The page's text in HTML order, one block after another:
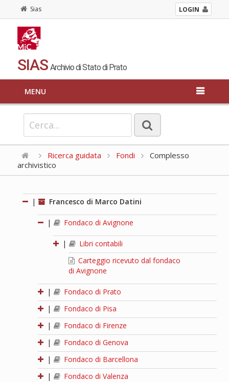
Sias LOGIN
SIAS Archivio di Stato di Prato
MENU
Ricerca guidata Fondi
Complesso
archivistico
| Francesco di Marco Datini
| Fondaco di Avignone
|
Libri contabili
Carteggio ricevuto dal fondaco
di Avignone
|
Fondaco di Prato
|
Fondaco di Pisa
|
Fondaco di Firenze
|
Fondaco di Genova
|
Fondaco di Barcellona
|
Fondaco di Valenza